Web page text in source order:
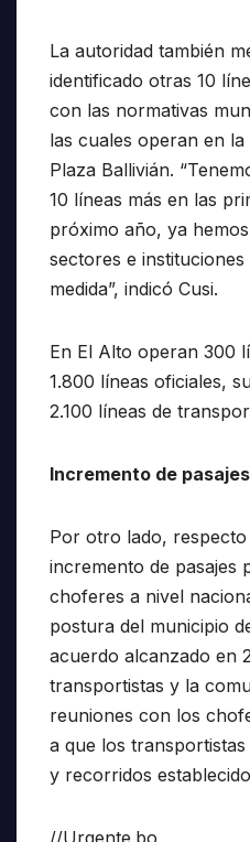
La autoridad también
identificado otras 10
con las normativas
las cuales operan en
Plaza Ballivián.
10 líneas más en las
próximo año, ya
sectores e
medida”, indicó Cusi.
En El Alto operan 300
1.800 líneas oficiales,
2.100 líneas de
Incremento de pasajes
Por otro lado,
incremento de pasajes
choferes a nivel
postura del municipio
acuerdo alcanzado en
transportistas y la
reuniones con los
a que los
y recorridos
//Urgente.bo